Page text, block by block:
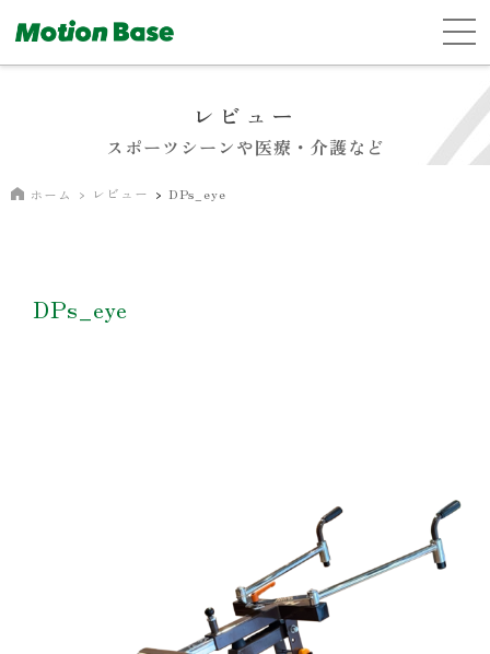
レビュー
スポーツシーンや医療・介護など
ホーム レビュー DPs_eye
DPs_eye